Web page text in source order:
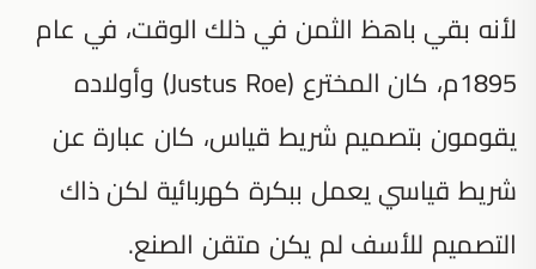
لأنه بقي باهظ الثمن في ذلك الوقت، في عام
1895م، كان المخترع (Justus Roe) وأولاده
يقومون بتصميم شريط قياس، كان عبارة عن
شريط قياسي يعمل ببكرة كهربائية لكن ذاك
التصميم للأسف لم يكن متقن الصنع.